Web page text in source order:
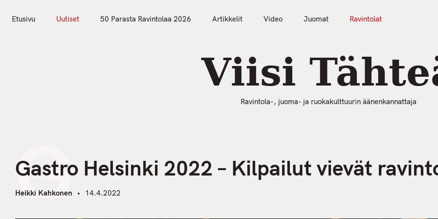
Etusivu Uutiset 50 Parasta Ravintolaa 2026 Artikkelit Video Juomat Ravintolat
Viisi
Ravintola-, juoma- ja ruokakulttuurin äänenkannattaja
G
Gastro Helsinki 2022 – Kilpailut vievät
Heikki Kahkonen 14.4.2022